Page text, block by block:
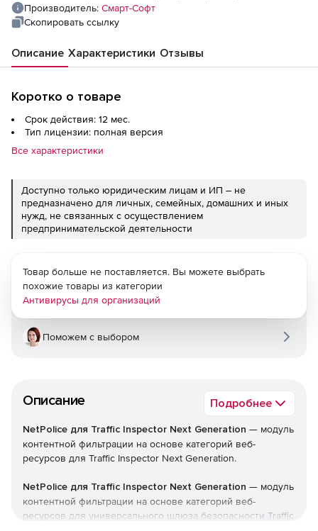
Производитель: Смарт-Cофт
Скопировать ссылку
Описание Характеристики Отзывы
Коротко о товаре
Срок действия: 12 мес.
Тип лицензии: полная версия
Все характеристики
Доступно только юридическим лицам и ИП – не
предназначено для личных, семейных, домашних и иных
нужд, не связанных с осуществлением
предпринимательской деятельности
Описание Подробнее
NetPolice для Traffic Inspector Next Generation — модуль
контентной фильтрации на основе категорий веб-
ресурсов для Traffic Inspector Next Generation.
NetPolice для Traffic Inspector Next Generation — модуль
контентной фильтрации на основе категорий веб-
ресурсов для универсального шлюза безопасности Traffic
Товар больше не поставляется. Вы можете выбрать
похожие товары из категории
Антивирусы для организаций
Поможем с выбором